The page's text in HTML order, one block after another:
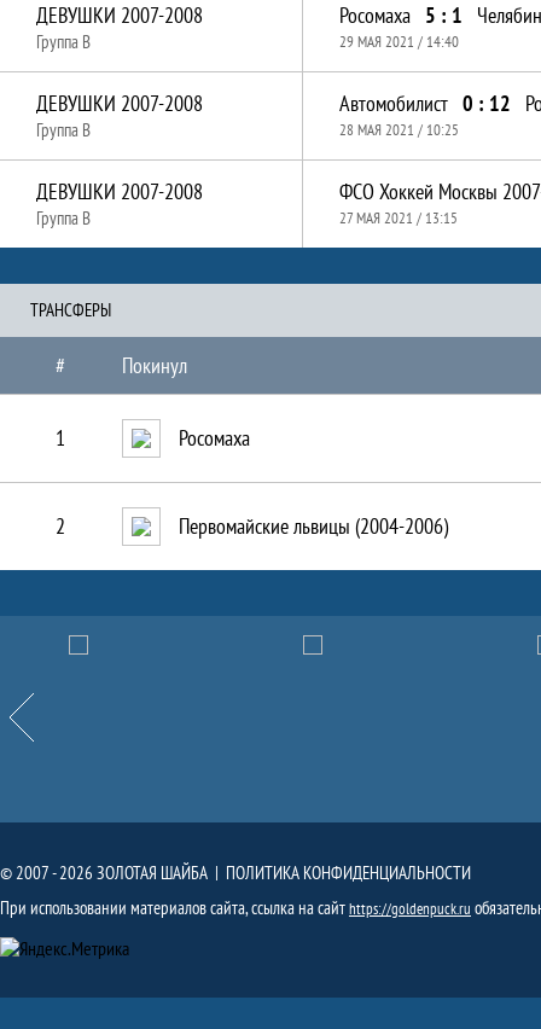
ДЕВУШКИ 2007-2008
Группа B
Росомаха 5 : 1
29 МАЯ 2021 / 14:40
ДЕВУШКИ 2007-2008
Группа B
Автомобилист 0 : 12
28 МАЯ 2021 / 10:25
ДЕВУШКИ 2007-2008
Группа B 27 МАЯ 2021 / 13:15
ТРАНCФЕРЫ
# Покинул
1 Росомаха
2 Первомайские львицы (2004-2006)
Назад
Партнёры
© 2007 - 2026 ЗОЛОТАЯ ШАЙБА | ПОЛИТИКА КОНФИДЕНЦИАЛЬНОСТИ
При использовании материалов сайта, ссылка на сайтhttps://goldenpuck.ru